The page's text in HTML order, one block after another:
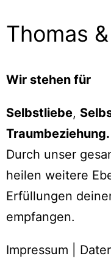
Thomas
Wir stehen für
Selbstliebe,
Traumbeziehung.
Durch unser
heilen weitere
Erfüllungen
empfangen.
Impressum